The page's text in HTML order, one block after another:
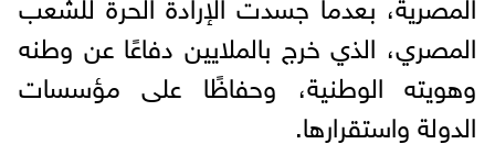
المصري، الذي خرج بالملايين دفاعًا عن وطنه
وهويته الوطنية، وحفاظًا على مؤسسات
الدولة واستقرارها.